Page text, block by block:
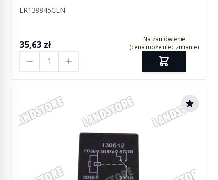
RR Sport / RR Sport od 2014 / RR Sport L461 /
LR138845GEN
35,63 zł
Na zamówienie
(cena może ulec zmianie)